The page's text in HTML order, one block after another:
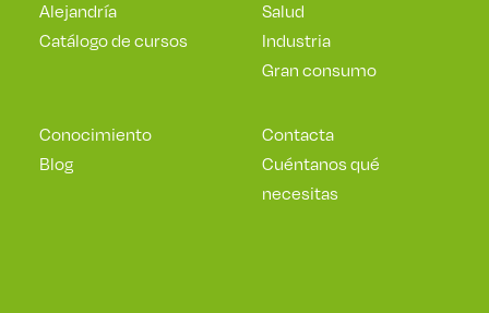
Alejandría
Catálogo de cursos
Salud
Industria
Gran consumo
Conocimiento
Blog
Contacta
Cuéntanos qué
necesitas